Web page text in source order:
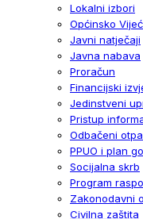
Lokalni izbori
Općinsko
Javni natječaji
Javna nabava
Proračun
Financijski
Jedinstveni
Pristup
Odbačeni
PPUO i plan
Socijalna skrb
Program
Zakonodavni
Civilna zaštita